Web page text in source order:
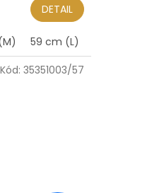
DETAIL
59 cm (L)
Kód: 35351003/57